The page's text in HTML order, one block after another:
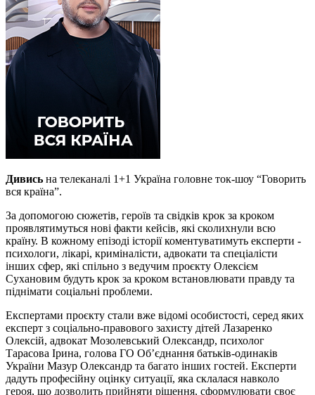
Дивись на телеканалі 1+1 Україна головне ток-шоу “Говорить
вся країна”.
За допомогою сюжетів, героїв та свідків крок за кроком
проявлятимуться нові факти кейсів, які сколихнули всю
країну. В кожному епізоді історії коментуватимуть експерти -
психологи, лікарі, криміналісти, адвокати та спеціалісти
інших сфер, які спільно з ведучим проєкту Олексієм
Сухановим будуть крок за кроком встановлювати правду та
піднімати соціальні проблеми.
Експертами проєкту стали вже відомі особистості, серед яких
експерт з соціально-правового захисту дітей Лазаренко
Олексій, адвокат Мозолевський Олександр, психолог
Тарасова Ірина, голова ГО Об’єднання батьків-одинаків
України Мазур Олександр та багато інших гостей. Експерти
дадуть професійну оцінку ситуації, яка склалася навколо
героя, що дозволить прийняти рішення, сформулювати своє